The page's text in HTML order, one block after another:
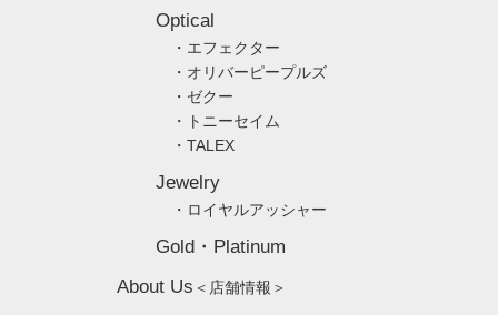
Optical
・エフェクター
・オリバーピープルズ
・ゼクー
・トニーセイム
・TALEX
Jewelry
・ロイヤルアッシャー
Gold・Platinum
About Us ＜店舗情報＞